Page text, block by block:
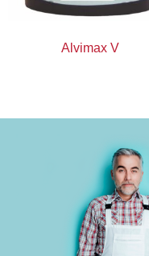
Alvimax V